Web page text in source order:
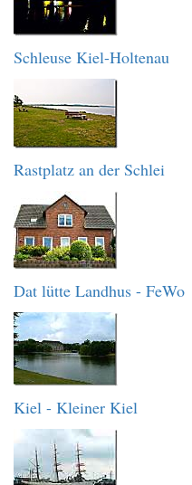
Schleuse Kiel-Holtenau
Rastplatz an der Schlei
Dat lütte Landhus - FeWo
Kiel - Kleiner Kiel